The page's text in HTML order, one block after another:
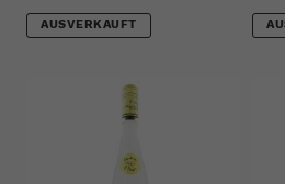
AUSVERKAUFT